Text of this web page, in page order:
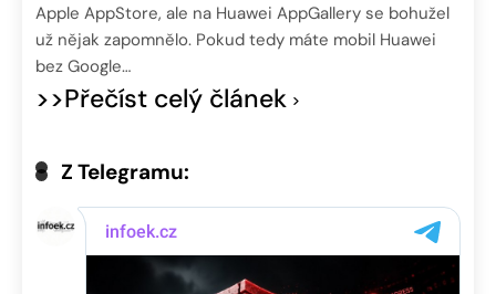
Apple AppStore, ale na Huawei AppGallery se bohužel
už nějak zapomnělo. Pokud tedy máte mobil Huawei
bez Google…
>>Přečíst celý článek
Z Telegramu: